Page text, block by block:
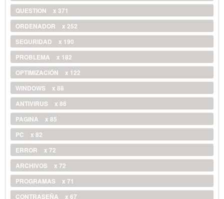
QUESTION
x 371
ORDENADOR
x 252
SEGURIDAD
x 190
PROBLEMA
x 182
OPTIMIZACIÓN
x 122
WINDOWS
x 88
ANTIVIRUS
x 86
PAGINA
x 85
PC
x 82
ERROR
x 72
ARCHIVOS
x 72
PROGRAMAS
x 71
CONTRASEÑA
x 67